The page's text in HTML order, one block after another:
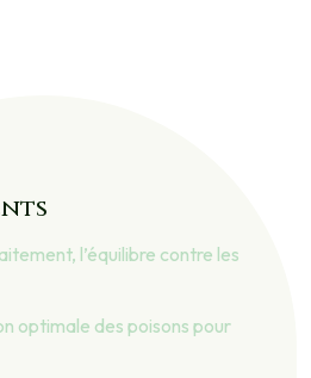
l’équilibre contre les
optimale des poisons pour